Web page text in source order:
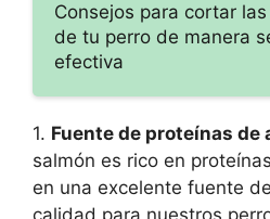
Consejos para cortar
de tu perro de manera
efectiva
1. Fuente de proteínas de
salmón es rico en
en una excelente fuente